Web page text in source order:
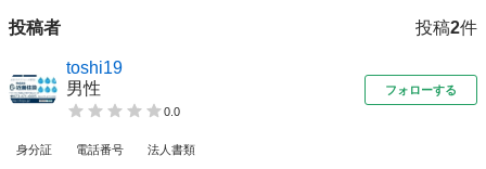
投稿者 投稿2件
toshi19
男性
0.0
フォローする
身分証 電話番号 法人書類